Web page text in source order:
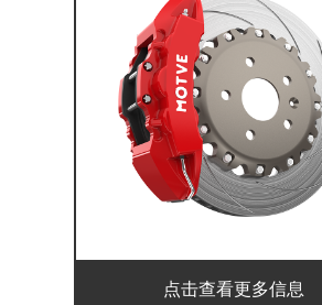
点击查看更多信息